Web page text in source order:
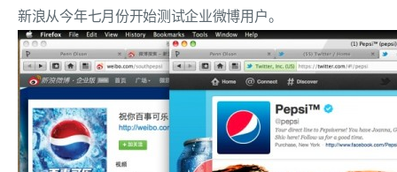
新浪从今年七月份开始测试企业微博用户。